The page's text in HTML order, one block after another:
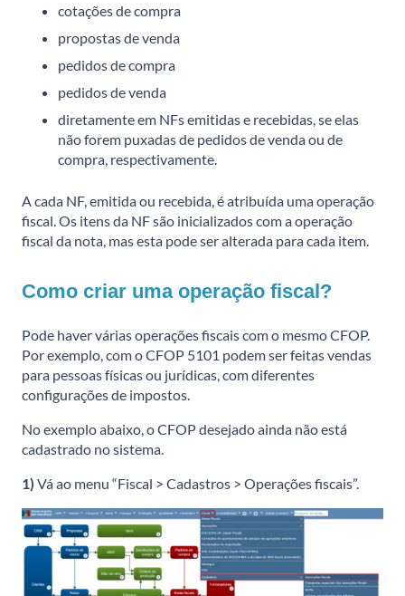
cotações de compra
propostas de venda
pedidos de compra
pedidos de venda
diretamente em NFs emitidas e recebidas, se elas
não forem puxadas de pedidos de venda ou de
compra, respectivamente.
A cada NF, emitida ou recebida, é atribuída uma operação
fiscal. Os itens da NF são inicializados com a operação
fiscal da nota, mas esta pode ser alterada para cada item.
Como criar uma operação fiscal?
Pode haver várias operações fiscais com o mesmo CFOP.
Por exemplo, com o CFOP 5101 podem ser feitas vendas
para pessoas físicas ou jurídicas, com diferentes
configurações de impostos.
No exemplo abaixo, o CFOP desejado ainda não está
cadastrado no sistema.
1) Vá ao menu “Fiscal > Cadastros > Operações fiscais”.